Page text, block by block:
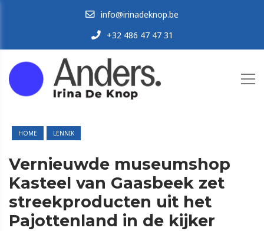
info@irinadeknop.be
+32 486 47 47 31
HOME LENNIK
Vernieuwde museumshop
Kasteel van Gaasbeek zet
streekproducten uit het
Pajottenland in de kijker